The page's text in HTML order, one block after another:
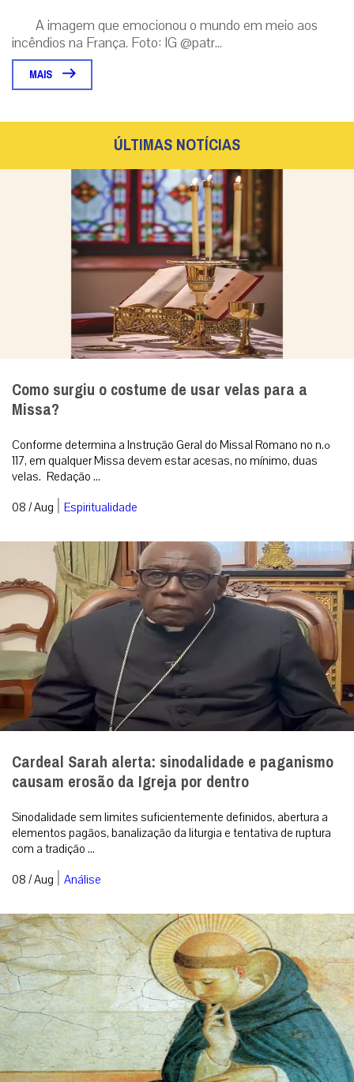
A imagem que emocionou o mundo em meio aos
incêndios na França. Foto: IG @patr...
MAIS
ÚLTIMAS NOTÍCIAS
Como surgiu o costume de usar velas para a
Missa?
Conforme determina a Instrução Geral do Missal Romano no n.º
117, em qualquer Missa devem estar acesas, no mínimo, duas
velas. Redação ...
08 / Aug | Espiritualidade
Cardeal Sarah alerta: sinodalidade e paganismo
causam erosão da Igreja por dentro
Sinodalidade sem limites suficientemente definidos, abertura a
elementos pagãos, banalização da liturgia e tentativa de ruptura
com a tradição ...
08 / Aug | Análise